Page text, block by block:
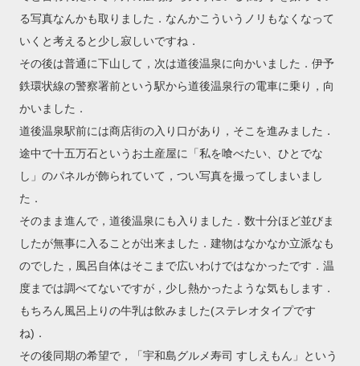
る写真なんかも取りました．なんかこういうノリもなくなって
いくと考えると少し寂しいですね．
その後は普通に下山して，次は道後温泉に向かいました．伊予
鉄環状線の警察署前という駅から道後温泉行の電車に乗り，向
かいました．
道後温泉駅前には商店街の入り口があり，そこを進みました．
途中で十五万石というお土産屋に「私を喰べたい、ひとでな
し」のパネルが飾られていて，つい写真を撮ってしまいまし
た．
そのまま進んで，道後温泉にも入りました．数十分ほど並びま
したが無事に入ることが出来ました．建物はなかなか立派なも
のでした，風呂自体はそこまで広いわけではなかったです．温
度までは調べてないですが，少し熱かったような気もします．
もちろん風呂上りの牛乳は飲みました(ステレオタイプです
ね)．
その後同期の希望で，「宇和島グルメ寿司 すしえもん」という